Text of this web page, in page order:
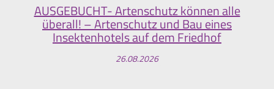
AUSGEBUCHT- Artenschutz können alle
überall! – Artenschutz und Bau eines
Insektenhotels auf dem Friedhof
26.08.2026